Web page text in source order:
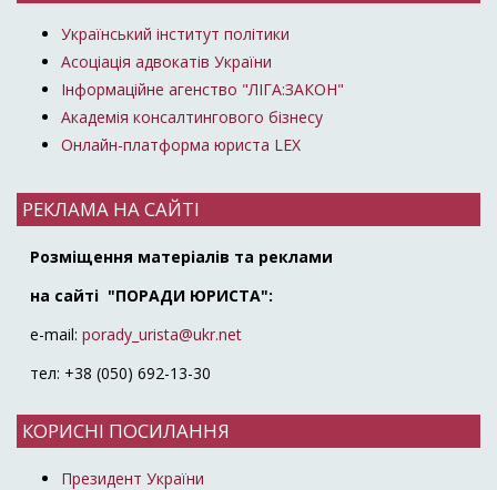
Український інститут політики
Асоціація адвокатів України
Інформаційне агенство "ЛІГА:ЗАКОН"
Академія консалтингового бізнесу
Онлайн-платформа юриста LEX
РЕКЛАМА НА САЙТІ
Розміщення матеріалів та реклами
на сайті "ПОРАДИ ЮРИСТА":
e-mail: porady_urista@ukr.net
тел: +38 (050) 692-13-30
КОРИСНІ ПОСИЛАННЯ
Президент України